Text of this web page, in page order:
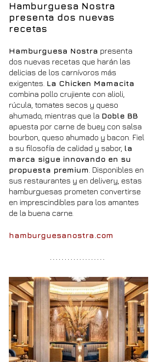
Hamburguesa Nostra
presenta dos nuevas
recetas
Hamburguesa Nostra presenta
dos nuevas recetas que harán las
delicias de los carnívoros más
exigentes. La Chicken Mamacita
combina pollo crujiente con alioli,
rúcula, tomates secos y queso
ahumado, mientras que la Doble BB
apuesta por carne de buey con salsa
bourbon, queso ahumado y bacon. Fiel
a su filosofía de calidad y sabor, la
marca sigue innovando en su
propuesta premium . Disponibles en
sus restaurantes y en delivery, estas
hamburguesas prometen convertirse
en imprescindibles para los amantes
de la buena carne.
hamburguesanostra.com